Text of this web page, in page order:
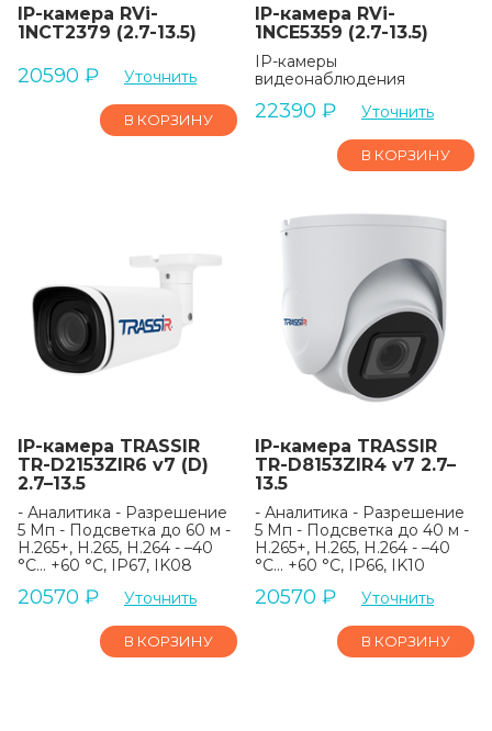
IP-камера RVi-
1NCT2379 (2.7-13.5)
20590 ₽ Уточнить
В КОРЗИНУ
IP-камера RVi-
1NCE5359 (2.7-13.5)
IP-камеры
видеонаблюдения
22390 ₽ Уточнить
В КОРЗИНУ
IP-камера TRASSIR
TR-D2153ZIR6 v7 (D)
2.7–13.5
- Аналитика - Разрешение
5 Мп - Подсветка до 60 м -
H.265+, H.265, H.264 - –40
°C... +60 °C, IP67, IK08
20570 ₽ Уточнить
В КОРЗИНУ
IP-камера TRASSIR
TR-D8153ZIR4 v7 2.7–
13.5
- Аналитика - Разрешение
5 Мп - Подсветка до 40 м -
H.265+, H.265, H.264 - –40
°C... +60 °C, IP66, IK10
20570 ₽ Уточнить
В КОРЗИНУ